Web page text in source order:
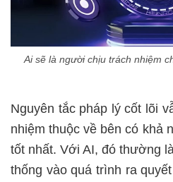
Ai sẽ là người chịu trách nhiệm
Nguyên tắc pháp lý cốt lõi
nhiệm thuộc về bên có khả
tốt nhất. Với AI, đó thường
thống vào quá trình ra